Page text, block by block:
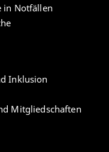
in Notfällen
Inklusion
Mitgliedschaften